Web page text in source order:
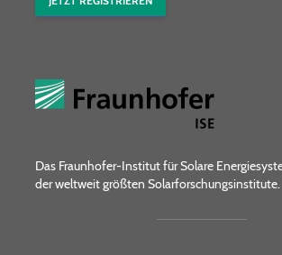
Das Fraunhofer-Institut für Solare
der weltweit größten Solarforschungsinstitute.